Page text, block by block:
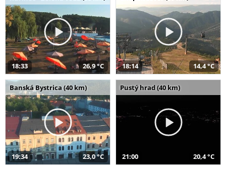
18:33 26,9 °C 18:14 14,4 °C
Banská Bystrica (40 km)
19:34 23,0 °C
Pustý hrad (40 km)
21:00 20,4 °C